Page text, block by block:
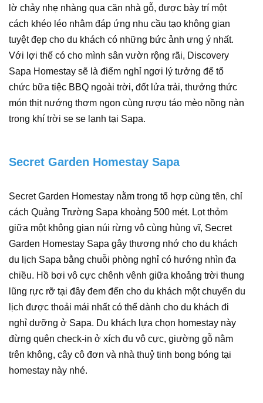
lờ chảy nhẹ nhàng qua căn nhà gỗ, được bày trí một
cách khéo léo nhằm đáp ứng nhu cầu tạo không gian
tuyệt đẹp cho du khách có những bức ảnh ưng ý nhất.
Với lợi thế có cho mình sân vườn rộng rãi, Discovery
Sapa Homestay sẽ là điểm nghỉ ngơi lý tưởng để tổ
chức bữa tiệc BBQ ngoài trời, đốt lửa trải, thưởng thức
món thịt nướng thơm ngon cùng rượu táo mèo nồng nàn
trong khí trời se se lạnh tại Sapa.
Secret Garden Homestay Sapa
Secret Garden Homestay nằm trong tổ hợp cùng tên, chỉ
cách Quảng Trường Sapa khoảng 500 mét. Lọt thỏm
giữa một không gian núi rừng vô cùng hùng vĩ, Secret
Garden Homestay Sapa gây thương nhớ cho du khách
du lịch Sapa bằng chuỗi phòng nghỉ có hướng nhìn đa
chiều. Hồ bơi vô cực chênh vênh giữa khoảng trời thung
lũng rực rỡ tại đây đem đến cho du khách một chuyến du
lịch được thoải mái nhất có thể dành cho du khách đi
nghỉ dưỡng ở Sapa. Du khách lựa chọn homestay này
đừng quên check-in ở xích đu vô cực, giường gỗ nằm
trên không, cây cô đơn và nhà thuỷ tinh bong bóng tại
homestay này nhé.